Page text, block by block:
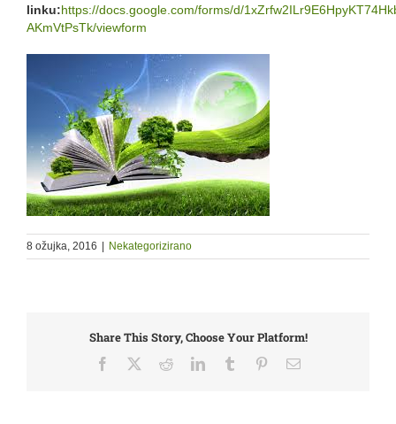
linku:https://docs.google.com/forms/d/
AKmVtPsTk/viewform
8 ožujka, 2016 | Nekategorizirano
Share This Story, Choose Your Platform!
Facebook RedditLinkedInTumblr PinterestEmail: